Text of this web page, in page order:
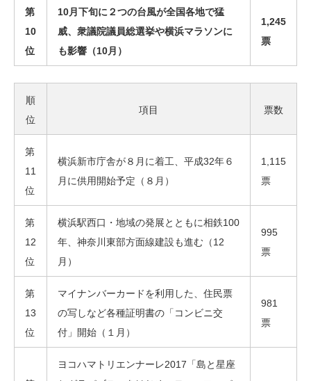
第
10
位
10月下旬に２つの台風が全国各地で猛
威、衆議院議員総選挙や横浜マラソンに
も影響（10月）
1,245
票
順
位
項目 票数
第
11
位
横浜新市庁舎が８月に着工、平成32年６
月に供用開始予定（８月）
1,115
票
第
12
位
横浜駅西口・地域の発展とともに相鉄100
年、神奈川東部方面線建設も進む（12
月）
995
票
第
13
位
マイナンバーカードを利用した、住民票
の写しなど各種証明書の「コンビニ交
付」開始（１月）
981
票
ヨコハマトリエンナーレ2017「島と星座